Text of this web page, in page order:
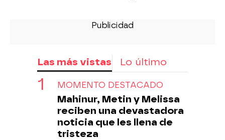
Las más vistas Lo último
MOMENTO DESTACADO
Mahinur, Metin y Melissa
reciben una devastadora
noticia que les llena de
tristeza